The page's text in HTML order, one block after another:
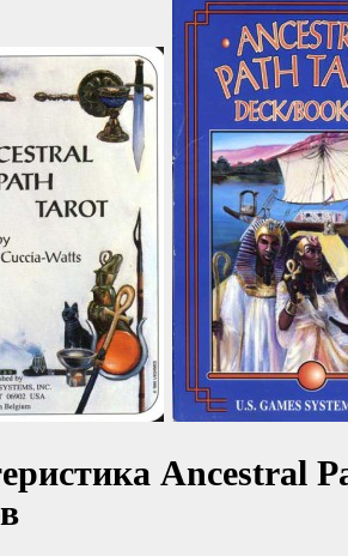
Ancestral